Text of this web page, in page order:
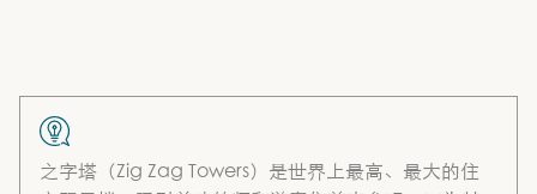
之字塔（Zig Zag Towers）是世界上最高、最大的住